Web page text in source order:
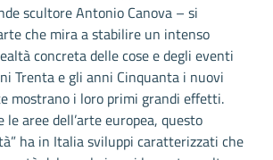
scultore Antonio Canova – si
che mira a stabilire un intenso
concreta delle cose e degli eventi
Trenta e gli anni Cinquanta i nuovi
mostrano i loro primi grandi effetti.
aree dell’arte europea, questo
ha in Italia sviluppi caratterizzati che